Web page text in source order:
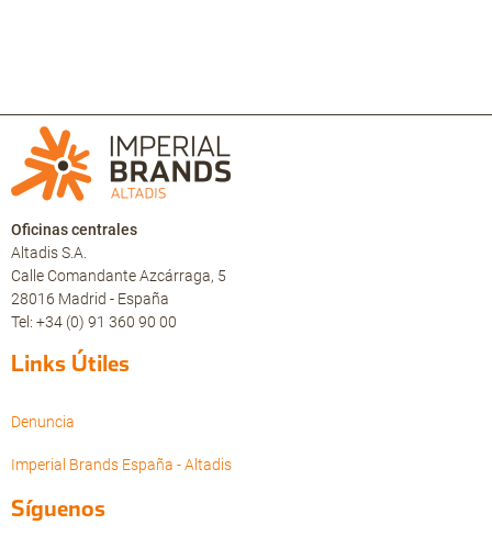
Oficinas centrales
Altadis S.A.
Calle Comandante Azcárraga, 5
28016 Madrid - España
Tel: +34 (0) 91 360 90 00
Links Útiles
Denuncia
Imperial Brands España - Altadis
Síguenos